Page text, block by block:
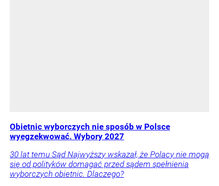
Obietnic wyborczych nie sposób w Polsce
wyegzekwować. Wybory 2027
30 lat temu Sąd Najwyższy wskazał, że Polacy nie mogą
się od polityków domagać przed sądem spełnienia
wyborczych obietnic. Dlaczego?